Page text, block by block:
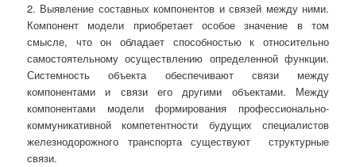
2. Выявление составных компонентов и связей между ними.
Компонент модели приобретает особое значение в том
смысле, что он обладает способностью к относительно
самостоятельному осуществлению определенной функции.
Системность объекта обеспечивают связи между
компонентами и связи его другими объектами. Между
компонентами модели формирования профессионально-
коммуникативной компетентности будущих специалистов
железнодорожного транспорта существуют структурные
связи.